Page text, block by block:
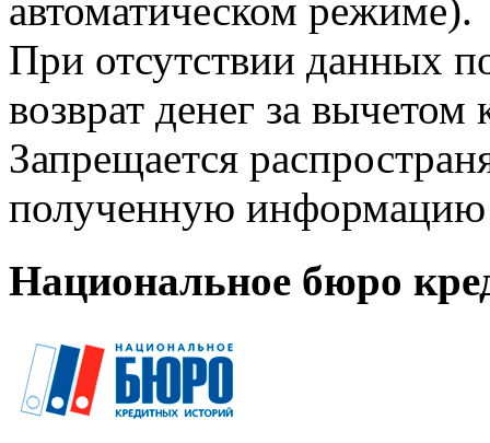
автоматическом режиме).
При отсутствии данных
возврат денег за
Запрещается
полученную информацию
Национальное бюро